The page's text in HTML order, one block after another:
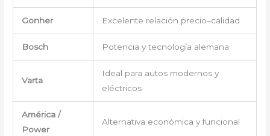
Gonher Excelente relación precio–calidad
Bosch Potencia y tecnología alemana
Varta
Ideal para autos modernos y
eléctricos
América /
Power
Alternativa económica y funcional